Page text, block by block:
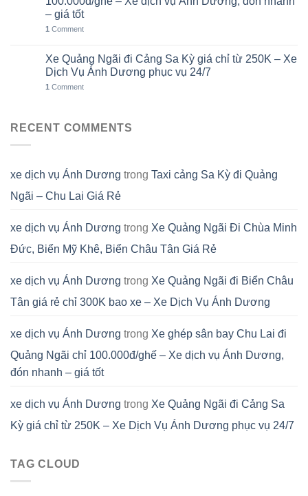
– giá tốt
1 Comment
Xe Quảng Ngãi đi Cảng Sa Kỳ giá chỉ từ 250K – Xe
Dịch Vụ Ánh Dương phục vụ 24/7
1 Comment
RECENT COMMENTS
xe dịch vụ Ánh Dương trong Taxi cảng Sa Kỳ đi Quảng
Ngãi – Chu Lai Giá Rẻ
xe dịch vụ Ánh Dương trong Xe Quảng Ngãi Đi Chùa Minh
Đức, Biển Mỹ Khê, Biển Châu Tân Giá Rẻ
xe dịch vụ Ánh Dương trong Xe Quảng Ngãi đi Biển Châu
Tân giá rẻ chỉ 300K bao xe – Xe Dịch Vụ Ánh Dương
xe dịch vụ Ánh Dương trong Xe ghép sân bay Chu Lai đi
Quảng Ngãi chỉ 100.000đ/ghế – Xe dịch vụ Ánh Dương,
đón nhanh – giá tốt
xe dịch vụ Ánh Dương trong Xe Quảng Ngãi đi Cảng Sa
Kỳ giá chỉ từ 250K – Xe Dịch Vụ Ánh Dương phục vụ 24/7
TAG CLOUD